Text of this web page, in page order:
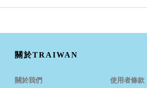
關於TRAIWAN
關於我們
使用者條款